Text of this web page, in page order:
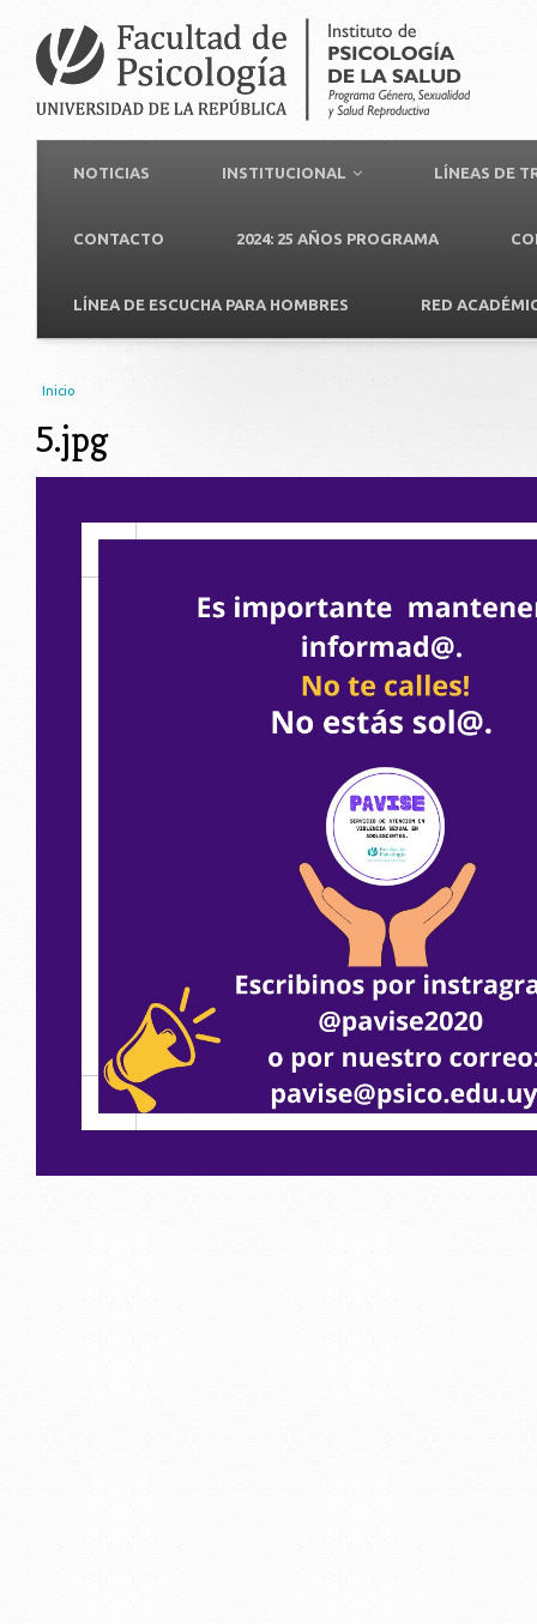
NOTICIAS INSTITUCIONAL LÍNEAS DE
CONTACTO 2024: 25 AÑOS PROGRAMA
LÍNEA DE ESCUCHA PARA HOMBRES RED
Usted está aquí
Inicio
5.jpg